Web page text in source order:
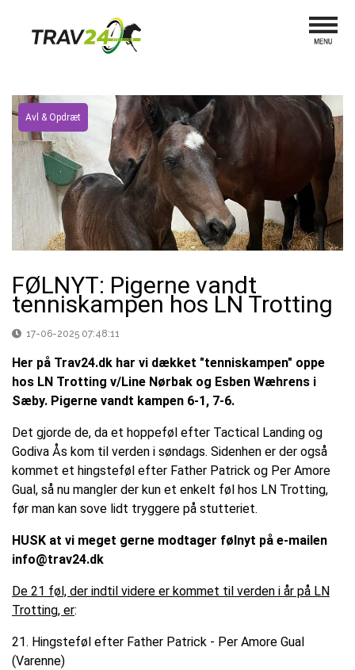
Avl & Opdræt
FØLNYT: Pigerne vandt
tenniskampen hos LN Trotting
17-06-2025 07:48:11
Her på Trav24.dk har vi dækket "tenniskampen" oppe
hos LN Trotting v/Line Nørbak og Esben Wæhrens i
Sæby. Pigerne vandt kampen 6-1, 7-6.
Det gjorde de, da et hoppeføl efter Tactical Landing og
Godiva Ås kom til verden i søndags. Sidenhen er der også
kommet et hingsteføl efter Father Patrick og Per Amore
Gual, så nu mangler der kun et enkelt føl hos LN Trotting,
før man kan sove lidt tryggere på stutteriet.
HUSK at vi meget gerne modtager følnyt på e-mailen
info@trav24.dk
De 21 føl, der indtil videre er kommet til verden i år på LN
Trotting, er:
21. Hingsteføl efter Father Patrick - Per Amore Gual
(Varenne)